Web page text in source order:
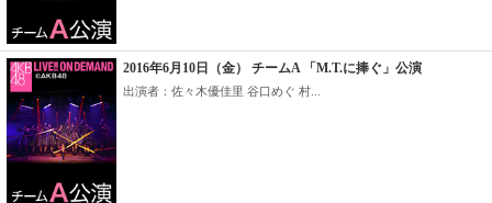
2016年6月10日（金） チームA 「M.T.に捧ぐ」公演
出演者：佐々木優佳里 谷口めぐ 村...